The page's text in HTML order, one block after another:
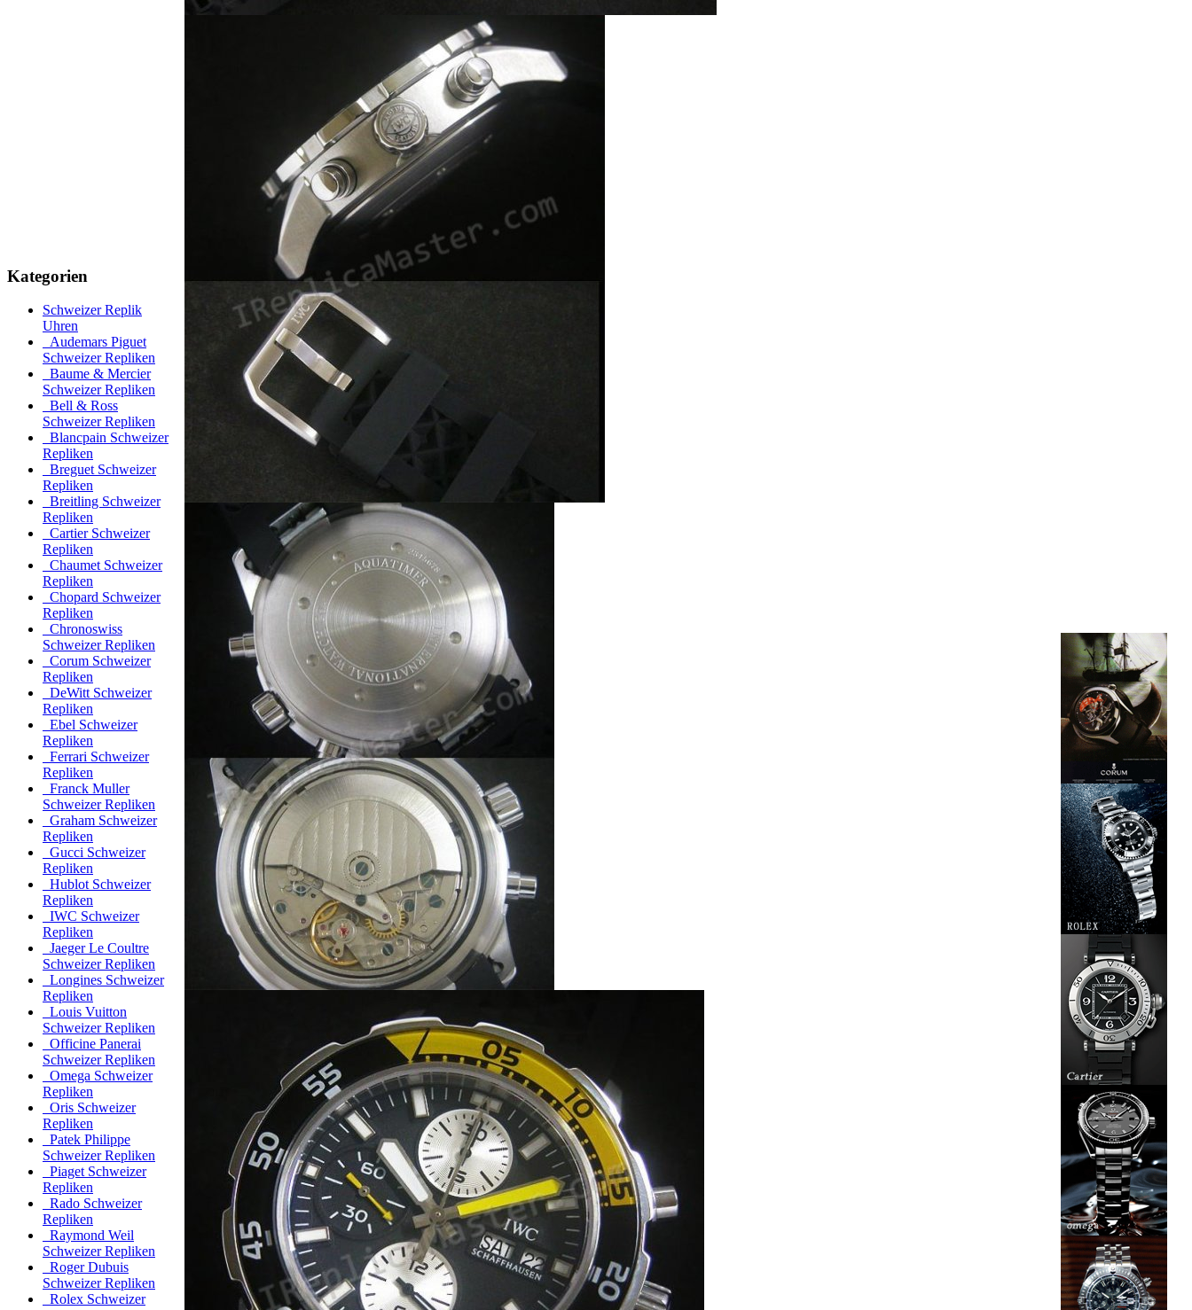
Kategorien
Schweizer Replik
Uhren
Audemars Piguet
Schweizer Repliken
Baume & Mercier
Schweizer Repliken
Bell & Ross
Schweizer Repliken
Blancpain Schweizer
Repliken
Breguet Schweizer
Repliken
Breitling Schweizer
Repliken
Cartier Schweizer
Repliken
Chaumet Schweizer
Repliken
Chopard Schweizer
Repliken
Chronoswiss
Schweizer Repliken
Corum Schweizer
Repliken
DeWitt Schweizer
Repliken
Ebel Schweizer
Repliken
Ferrari Schweizer
Repliken
Franck Muller
Schweizer Repliken
Graham Schweizer
Repliken
Gucci Schweizer
Repliken
Hublot Schweizer
Repliken
IWC Schweizer
Repliken
Jaeger Le Coultre
Schweizer Repliken
Longines Schweizer
Repliken
Louis Vuitton
Schweizer Repliken
Officine Panerai
Schweizer Repliken
Omega Schweizer
Repliken
Oris Schweizer
Repliken
Patek Philippe
Schweizer Repliken
Piaget Schweizer
Repliken
Rado Schweizer
Repliken
Raymond Weil
Schweizer Repliken
Roger Dubuis
Schweizer Repliken
Rolex Schweizer